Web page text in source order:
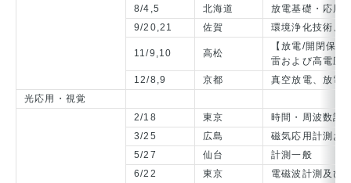
8/4,5
北海道
放電基礎・応用
9/20,21
佐賀 環境浄化技術、
11/9,10 高松
【放電/開閉保
雷および高電圧
12/8,9
京都
真空放電、放電
光応用・視覚
2/18 東京
時間・周波数計
3/25
広島
磁気応用計測お
5/27
仙台
計測一般
6/22
東京
電磁波計測及び